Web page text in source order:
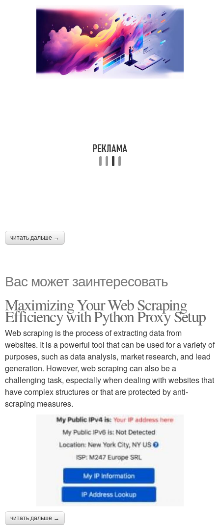
читать дальше →
Вас может заинтересовать
Maximizing Your Web Scraping
Efficiency with Python Proxy Setup
Web scraping is the process of extracting data from
websites. It is a powerful tool that can be used for a variety of
purposes, such as data analysis, market research, and lead
generation. However, web scraping can also be a
challenging task, especially when dealing with websites that
have complex structures or that are protected by anti-
scraping measures.
читать дальше →